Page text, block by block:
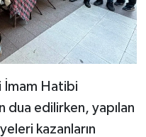
İmam Hatibi
dua edilirken, yapılan
kazanların